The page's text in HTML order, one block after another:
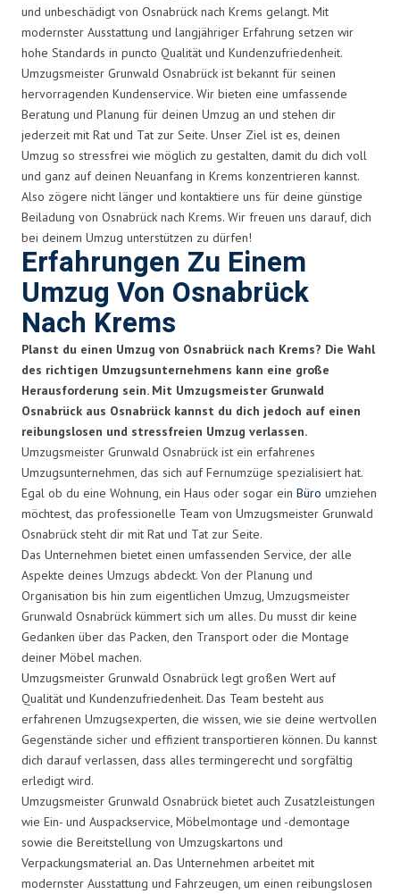
und unbeschädigt von Osnabrück nach Krems gelangt. Mit
modernster Ausstattung und langjähriger Erfahrung setzen wir
hohe Standards in puncto Qualität und Kundenzufriedenheit.
Umzugsmeister Grunwald Osnabrück ist bekannt für seinen
hervorragenden Kundenservice. Wir bieten eine umfassende
Beratung und Planung für deinen Umzug an und stehen dir
jederzeit mit Rat und Tat zur Seite. Unser Ziel ist es, deinen
Umzug so stressfrei wie möglich zu gestalten, damit du dich voll
und ganz auf deinen Neuanfang in Krems konzentrieren kannst.
Also zögere nicht länger und kontaktiere uns für deine günstige
Beiladung von Osnabrück nach Krems. Wir freuen uns darauf, dich
bei deinem Umzug unterstützen zu dürfen!
Erfahrungen Zu Einem
Umzug Von Osnabrück
Nach Krems
Planst du einen Umzug von Osnabrück nach Krems? Die Wahl
des richtigen Umzugsunternehmens kann eine große
Herausforderung sein. Mit Umzugsmeister Grunwald
Osnabrück aus Osnabrück kannst du dich jedoch auf einen
reibungslosen und stressfreien Umzug verlassen.
Umzugsmeister Grunwald Osnabrück ist ein erfahrenes
Umzugsunternehmen, das sich auf Fernumzüge spezialisiert hat.
Egal ob du eine Wohnung, ein Haus oder sogar ein Büro umziehen
möchtest, das professionelle Team von Umzugsmeister Grunwald
Osnabrück steht dir mit Rat und Tat zur Seite.
Das Unternehmen bietet einen umfassenden Service, der alle
Aspekte deines Umzugs abdeckt. Von der Planung und
Organisation bis hin zum eigentlichen Umzug, Umzugsmeister
Grunwald Osnabrück kümmert sich um alles. Du musst dir keine
Gedanken über das Packen, den Transport oder die Montage
deiner Möbel machen.
Umzugsmeister Grunwald Osnabrück legt großen Wert auf
Qualität und Kundenzufriedenheit. Das Team besteht aus
erfahrenen Umzugsexperten, die wissen, wie sie deine wertvollen
Gegenstände sicher und effizient transportieren können. Du kannst
dich darauf verlassen, dass alles termingerecht und sorgfältig
erledigt wird.
Umzugsmeister Grunwald Osnabrück bietet auch Zusatzleistungen
wie Ein- und Auspackservice, Möbelmontage und -demontage
sowie die Bereitstellung von Umzugskartons und
Verpackungsmaterial an. Das Unternehmen arbeitet mit
modernster Ausstattung und Fahrzeugen, um einen reibungslosen